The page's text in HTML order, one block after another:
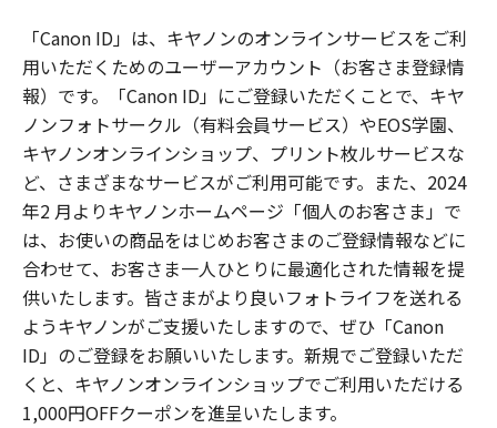
「Canon ID」は、キヤノンのオンラインサービスをご利
用いただくためのユーザーアカウント（お客さま登録情
報）です。「Canon ID」にご登録いただくことで、キヤ
ノンフォトサークル（有料会員サービス）やEOS学園、
キヤノンオンラインショップ、プリント枚ルサービスな
ど、さまざまなサービスがご利用可能です。また、2024
年2 月よりキヤノンホームページ「個人のお客さま」で
は、お使いの商品をはじめお客さまのご登録情報などに
合わせて、お客さま一人ひとりに最適化された情報を提
供いたします。皆さまがより良いフォトライフを送れる
ようキヤノンがご支援いたしますので、ぜひ「Canon
ID」のご登録をお願いいたします。新規でご登録いただ
くと、キヤノンオンラインショップでご利用いただける
1,000円OFFクーポンを進呈いたします。